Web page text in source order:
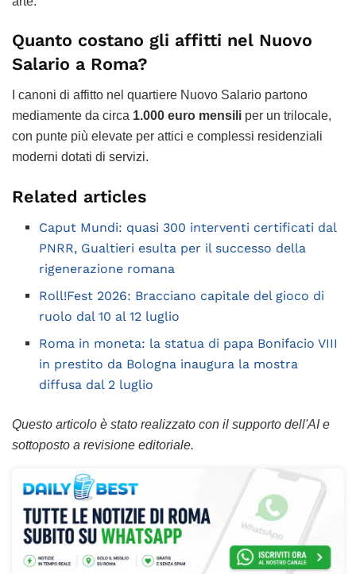
Quanto costano gli affitti nel Nuovo
Salario a Roma?
I canoni di affitto nel quartiere Nuovo Salario partono
mediamente da circa 1.000 euro mensili per un trilocale,
con punte più elevate per attici e complessi residenziali
moderni dotati di servizi.
Related articles
Caput Mundi: quasi 300 interventi certificati dal
PNRR, Gualtieri esulta per il successo della
rigenerazione romana
Roll!Fest 2026: Bracciano capitale del gioco di
ruolo dal 10 al 12 luglio
Roma in moneta: la statua di papa Bonifacio VIII
in prestito da Bologna inaugura la mostra
diffusa dal 2 luglio
Questo articolo è stato realizzato con il supporto dell'AI e
sottoposto a revisione editoriale.